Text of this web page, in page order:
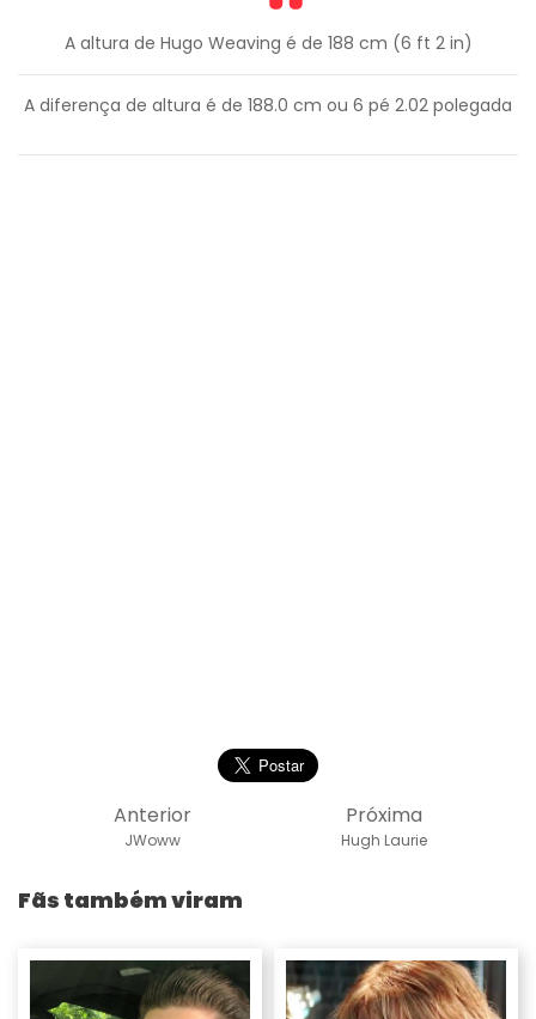
A altura de Hugo Weaving é de 188 cm (6 ft 2 in)
A diferença de altura é de 188.0 cm ou 6 pé 2.02 polegada
Próxima
Hugh Laurie
Anterior
JWoww
Fãs também viram